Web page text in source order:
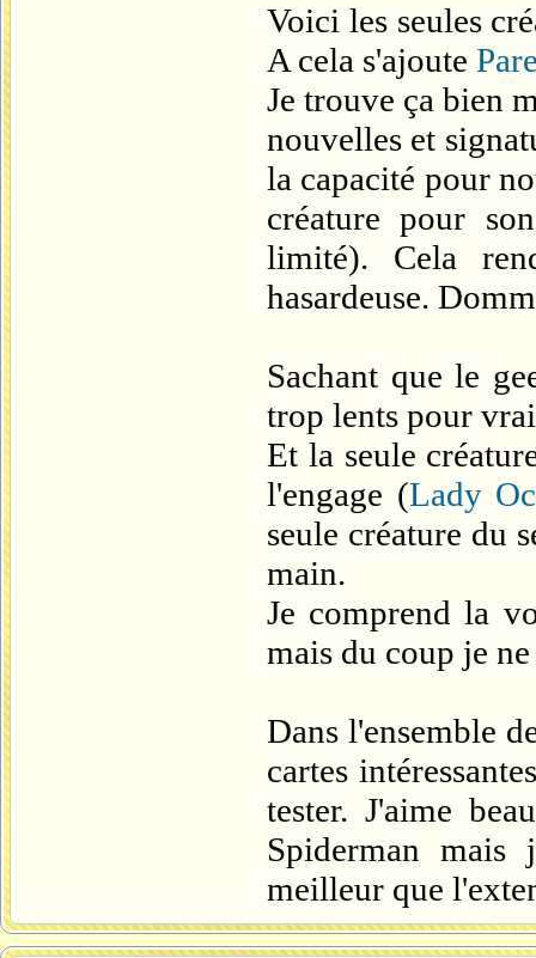
Voici les seules
A cela s'ajoute
Je trouve ça bien
nouvelles et
la capacité pour
créature pour
limité). Cela
hasardeuse.
Sachant que le
trop lents pour
Et la seule
l'engage (Lady
seule créature du
main.
Je comprend la
mais du coup je
Dans l'ensemble
cartes
tester. J'aime
Spiderman mais
meilleur que